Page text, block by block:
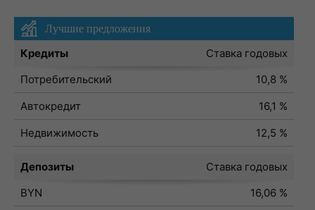
Лучшие предложения
Кредиты
Ставка годовых
Потребительский
10,8 %
Автокредит
16,1 %
Недвижимость
12,5 %
Депозиты
Ставка годовых
BYN
16,06 %